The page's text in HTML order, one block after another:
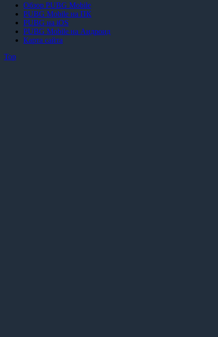
Обзор PUBG Mobile
PUBG Mobile на ПК
PUBG на iOS
PUBG Mobile на Андроид
Карта сайта
Top